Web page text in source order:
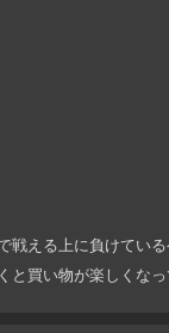
える上に負けてい
と買い物が楽しくな